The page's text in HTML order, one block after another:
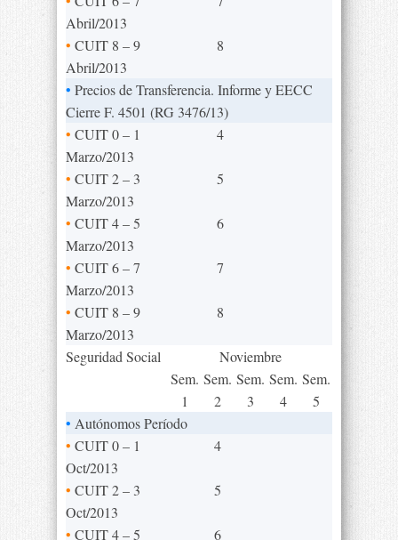
Abril/2013
• CUIT 8 – 9
Abril/2013
8
• Precios de Transferencia. Informe y EECC
Cierre F. 4501 (RG 3476/13)
• CUIT 0 – 1
Marzo/2013
4
• CUIT 2 – 3
Marzo/2013
5
• CUIT 4 – 5
Marzo/2013
6
• CUIT 6 – 7
Marzo/2013
7
• CUIT 8 – 9
Marzo/2013
8
Seguridad Social
Noviembre
Sem.
1
Sem.
2
Sem.
3
Sem.
4
Sem.
5
• Autónomos Período
• CUIT 0 – 1
Oct/2013
4
• CUIT 2 – 3
Oct/2013
5
• CUIT 4 – 5 6